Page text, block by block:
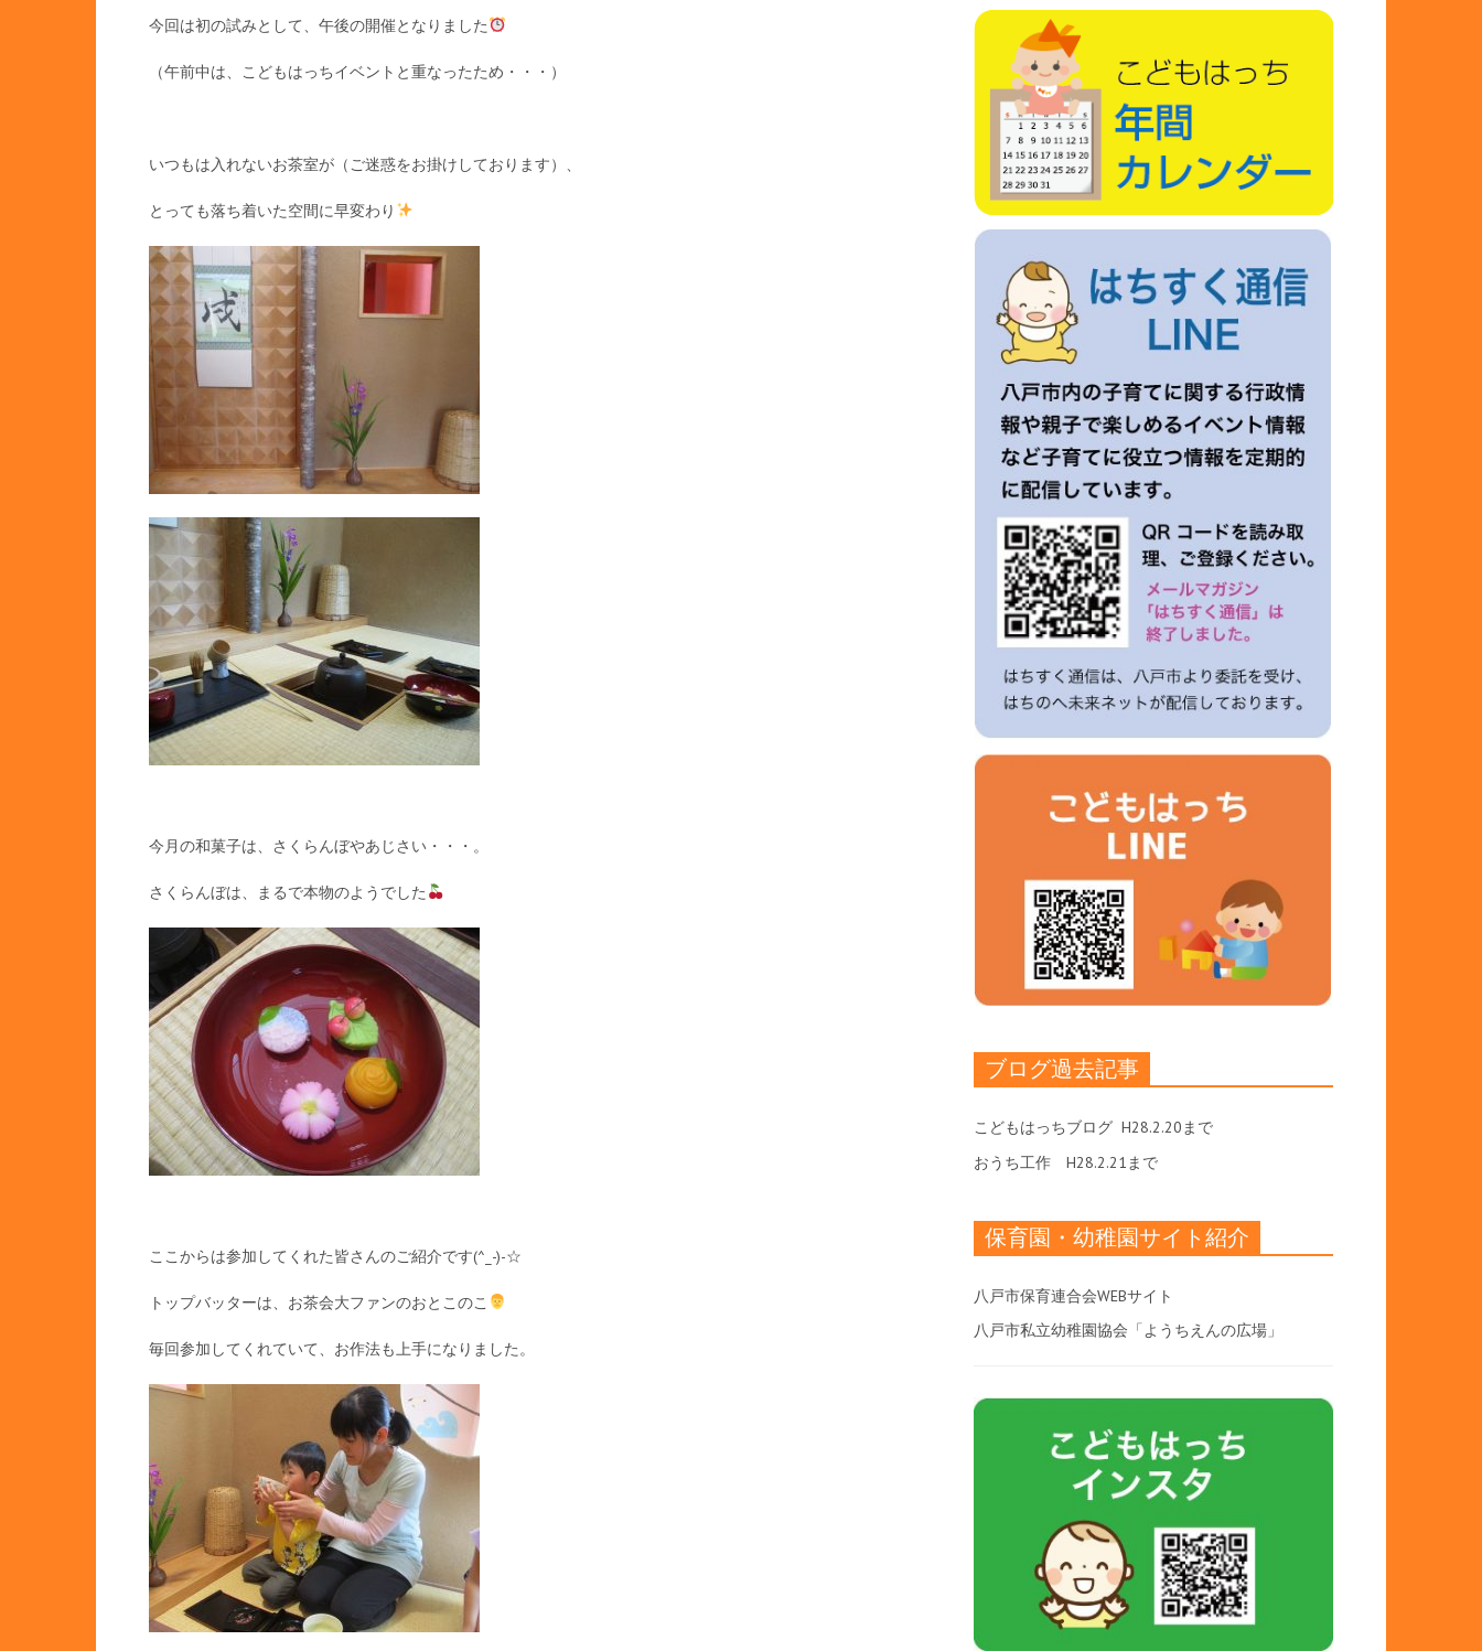
今回は初の試みとして、午後の開催となりました
（午前中は、こどもはっちイベントと重なったため・・・）
いつもは入れないお茶室が（ご迷惑をお掛けしております）、
とっても落ち着いた空間に早変わり
今月の和菓子は、さくらんぼやあじさい・・・。
さくらんぼは、まるで本物のようでした
ここからは参加してくれた皆さんのご紹介です(^_-)-☆
トップバッターは、お茶会大ファンのおとこのこ
毎回参加してくれていて、お作法も上手になりました。
ブログ過去記事
こどもはっちブログ H28.2.20まで
おうち工作 H28.2.21まで
保育園・幼稚園サイト紹介
八戸市保育連合会WEBサイト
八戸市私立幼稚園協会「ようちえんの広場」